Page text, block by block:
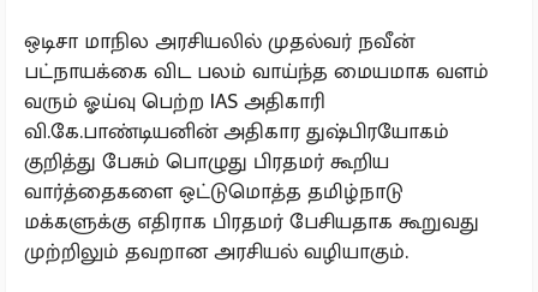
ஒடிசா மாநில அரசியலில் முதல்வர் நவீன்
பட்நாயக்கை விட பலம் வாய்ந்த மையமாக வளம்
வரும் ஓய்வு பெற்ற IAS அதிகாரி
வி.கே.பாண்டியனின் அதிகார துஷ்பிரயோகம்
குறித்து பேசும் பொழுது பிரதமர் கூறிய
வார்த்தைகளை ஒட்டுமொத்த தமிழ்நாடு
மக்களுக்கு எதிராக பிரதமர் பேசியதாக கூறுவது
முற்றிலும் தவறான அரசியல் வழியாகும்.